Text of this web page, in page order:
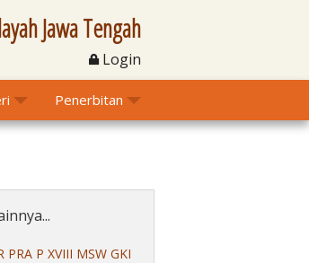
Jawa Tengah
Login
Penerbitan
PRA P XVIII MSW GKI